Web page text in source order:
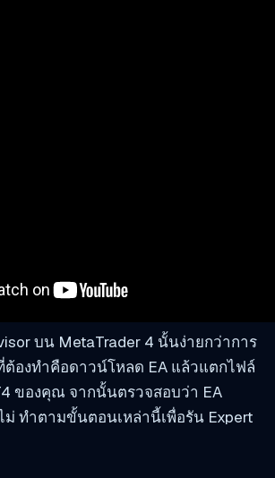
บน MetaTrader 4 นั้นง่ายกว่าการ
ต้องทำคือดาวน์โหลด EA แล้วแตกไฟล์
ของคุณ จากนั้นตรวจสอบว่า EA
ม่ ทำตามขั้นตอนเหล่านี้เพื่อรัน Expert